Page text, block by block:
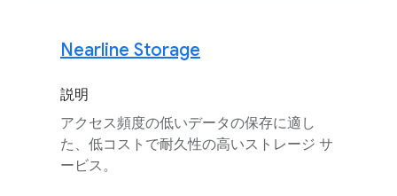
Nearline Storage
説明
アクセス頻度の低いデータの保存に適し
た、低コストで耐久性の高いストレージ サ
ービス。